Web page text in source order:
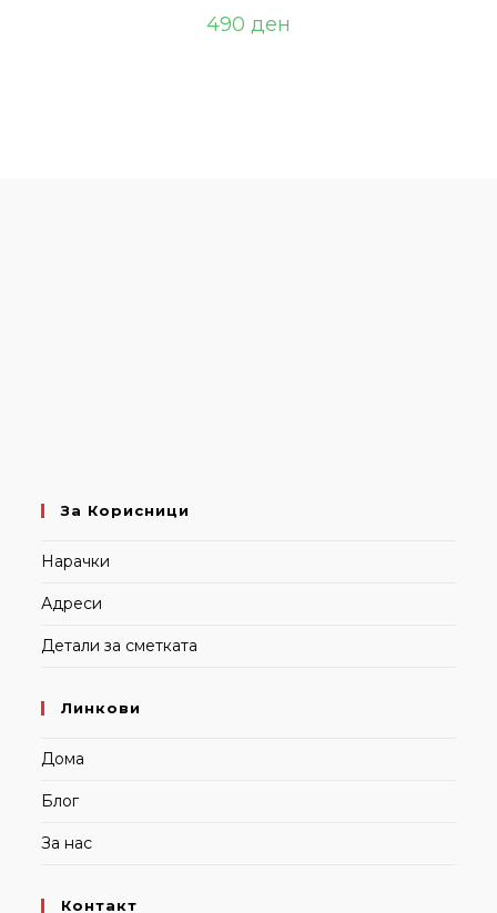
490 ден
За Корисници
Нарачки
Адреси
Детали за сметката
Линкови
Дома
Блог
За нас
Контакт